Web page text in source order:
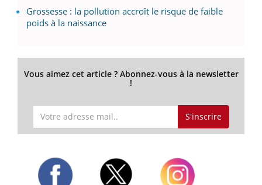
Grossesse : la pollution accroît le risque de faible
poids à la naissance
Vous aimez cet article ? Abonnez-vous à la newsletter
!
S'inscrire